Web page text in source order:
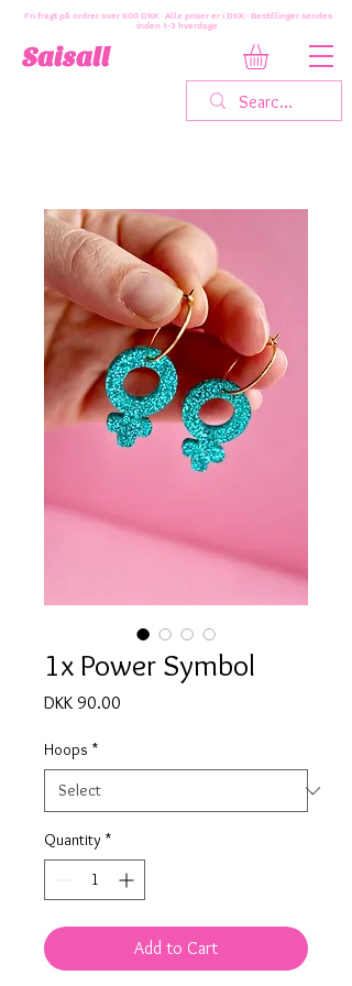
Saisall
Fri fragt på ordrer over 600 DKK · Alle priser er i DKK · Bestillinger sendes
inden 1-3 hverdage
1x Power Symbol
DKK 90.00
Hoops *
Quantity *
Add to Cart